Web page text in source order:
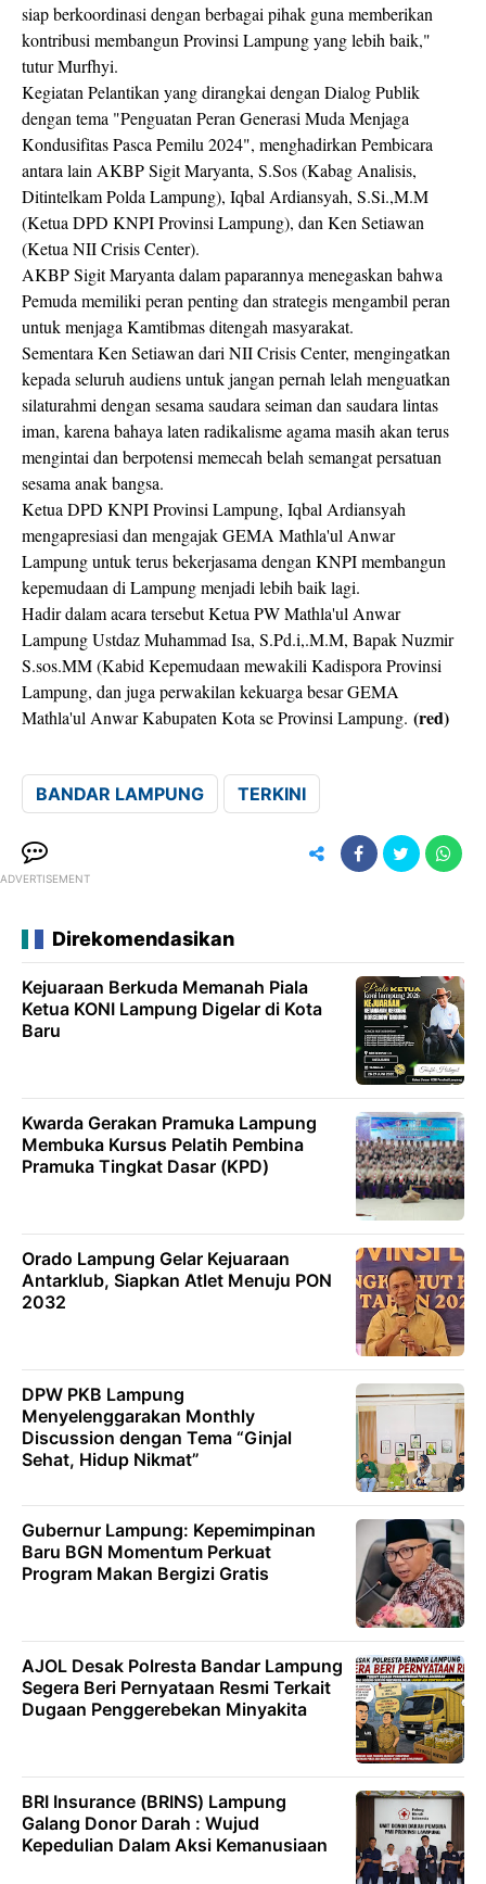
siap berkoordinasi dengan berbagai pihak guna memberikan
kontribusi membangun Provinsi Lampung yang lebih baik,"
tutur Murfhyi.
Kegiatan Pelantikan yang dirangkai dengan Dialog Publik
dengan tema "Penguatan Peran Generasi Muda Menjaga
Kondusifitas Pasca Pemilu 2024", menghadirkan Pembicara
antara lain AKBP Sigit Maryanta, S.Sos (Kabag Analisis,
Ditintelkam Polda Lampung), Iqbal Ardiansyah, S.Si.,M.M
(Ketua DPD KNPI Provinsi Lampung), dan Ken Setiawan
(Ketua NII Crisis Center).
AKBP Sigit Maryanta dalam paparannya menegaskan bahwa
Pemuda memiliki peran penting dan strategis mengambil peran
untuk menjaga Kamtibmas ditengah masyarakat.
Sementara Ken Setiawan dari NII Crisis Center, mengingatkan
kepada seluruh audiens untuk jangan pernah lelah menguatkan
silaturahmi dengan sesama saudara seiman dan saudara lintas
iman, karena bahaya laten radikalisme agama masih akan terus
mengintai dan berpotensi memecah belah semangat persatuan
sesama anak bangsa.
Ketua DPD KNPI Provinsi Lampung, Iqbal Ardiansyah
mengapresiasi dan mengajak GEMA Mathla'ul Anwar
Lampung untuk terus bekerjasama dengan KNPI membangun
kepemudaan di Lampung menjadi lebih baik lagi.
Hadir dalam acara tersebut Ketua PW Mathla'ul Anwar
Lampung Ustdaz Muhammad Isa, S.Pd.i,.M.M, Bapak Nuzmir
S.sos.MM (Kabid Kepemudaan mewakili Kadispora Provinsi
Lampung, dan juga perwakilan kekuarga besar GEMA
Mathla'ul Anwar Kabupaten Kota se Provinsi Lampung. (red)
BANDAR LAMPUNG TERKINI
ADVERTISEMENT
Direkomendasikan
Kejuaraan Berkuda Memanah Piala
Ketua KONI Lampung Digelar di Kota
Baru
Kwarda Gerakan Pramuka Lampung
Membuka Kursus Pelatih Pembina
Pramuka Tingkat Dasar (KPD)
Orado Lampung Gelar Kejuaraan
Antarklub, Siapkan Atlet Menuju PON
2032
DPW PKB Lampung
Menyelenggarakan Monthly
Discussion dengan Tema “Ginjal
Sehat, Hidup Nikmat”
Gubernur Lampung: Kepemimpinan
Baru BGN Momentum Perkuat
Program Makan Bergizi Gratis
AJOL Desak Polresta Bandar Lampung
Segera Beri Pernyataan Resmi Terkait
Dugaan Penggerebekan Minyakita
BRI Insurance (BRINS) Lampung
Galang Donor Darah : Wujud
Kepedulian Dalam Aksi Kemanusiaan